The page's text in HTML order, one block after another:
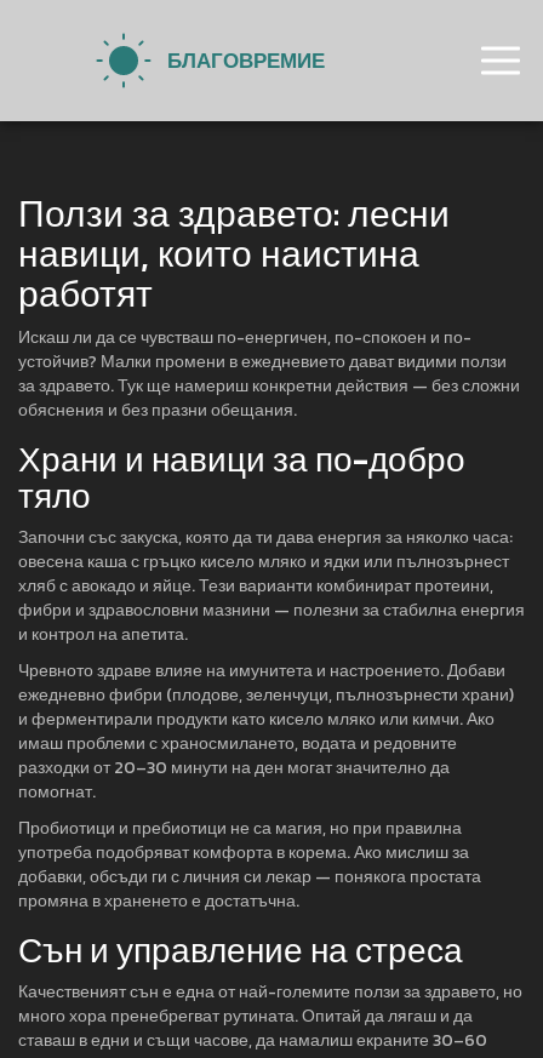
Ползи за здравето: лесни
навици, които наистина
работят
Искаш ли да се чувстваш по-енергичен, по-спокоен и по-
устойчив? Малки промени в ежедневието дават видими ползи
за здравето. Тук ще намериш конкретни действия — без сложни
обяснения и без празни обещания.
Храни и навици за по-добро
тяло
Започни със закуска, която да ти дава енергия за няколко часа:
овесена каша с гръцко кисело мляко и ядки или пълнозърнест
хляб с авокадо и яйце. Тези варианти комбинират протеини,
фибри и здравословни мазнини — полезни за стабилна енергия
и контрол на апетита.
Чревното здраве влияе на имунитета и настроението. Добави
ежедневно фибри (плодове, зеленчуци, пълнозърнести храни)
и ферментирали продукти като кисело мляко или кимчи. Ако
имаш проблеми с храносмилането, водата и редовните
разходки от 20–30 минути на ден могат значително да
помогнат.
Пробиотици и пребиотици не са магия, но при правилна
употреба подобряват комфорта в корема. Ако мислиш за
добавки, обсъди ги с личния си лекар — понякога простата
промяна в храненето е достатъчна.
Сън и управление на стреса
Качественият сън е една от най-големите ползи за здравето, но
много хора пренебрегват рутината. Опитай да лягаш и да
ставаш в едни и същи часове, да намалиш екраните 30–60